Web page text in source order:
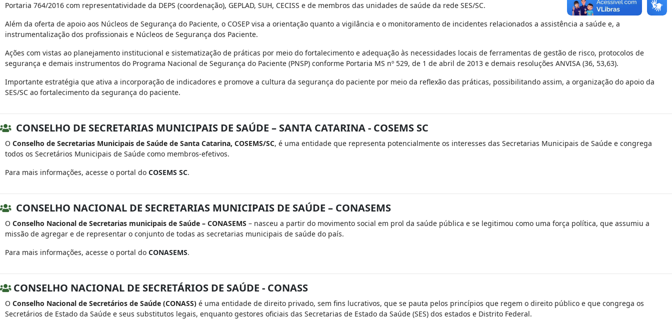
Portaria 764/2016 com representatividade da DEPS (coordenação), GEPLAD, SUH, CECISS e de membros das unidades de saúde da rede SES/SC.
Além da oferta de apoio aos Núcleos de Segurança do Paciente, o COSEP visa a orientação quanto a vigilância e o monitoramento de incidentes relacionados a assistência a saúde e, a
instrumentalização dos profissionais e Núcleos de Segurança dos Paciente.
Ações com vistas ao planejamento institucional e sistematização de práticas por meio do fortalecimento e adequação às necessidades locais de ferramentas de gestão de risco, protocolos de
segurança e demais instrumentos do Programa Nacional de Segurança do Paciente (PNSP) conforme Portaria MS nº 529, de 1 de abril de 2013 e demais resoluções ANVISA (36, 53,63).
Importante estratégia que ativa a incorporação de indicadores e promove a cultura da segurança do paciente por meio da reflexão das práticas, possibilitando assim, a organização do apoio da
SES/SC ao fortalecimento da segurança do paciente.
CONSELHO DE SECRETARIAS MUNICIPAIS DE SAÚDE – SANTA CATARINA - COSEMS SC
O Conselho de Secretarias Municipais de Saúde de Santa Catarina, COSEMS/SC, é uma entidade que representa potencialmente os interesses das Secretarias Municipais de Saúde e congrega
todos os Secretários Municipais de Saúde como membros-efetivos.
Para mais informações, acesse o portal do COSEMS SC.
CONSELHO NACIONAL DE SECRETARIAS MUNICIPAIS DE SAÚDE – CONASEMS
O Conselho Nacional de Secretarias municipais de Saúde – CONASEMS – nasceu a partir do movimento social em prol da saúde pública e se legitimou como uma força política, que assumiu a
missão de agregar e de representar o conjunto de todas as secretarias municipais de saúde do país.
Para mais informações, acesse o portal do CONASEMS.
CONSELHO NACIONAL DE SECRETÁRIOS DE SAÚDE - CONASS
O Conselho Nacional de Secretários de Saúde (CONASS) é uma entidade de direito privado, sem fins lucrativos, que se pauta pelos princípios que regem o direito público e que congrega os
Secretários de Estado da Saúde e seus substitutos legais, enquanto gestores oficiais das Secretarias de Estado da Saúde (SES) dos estados e Distrito Federal.